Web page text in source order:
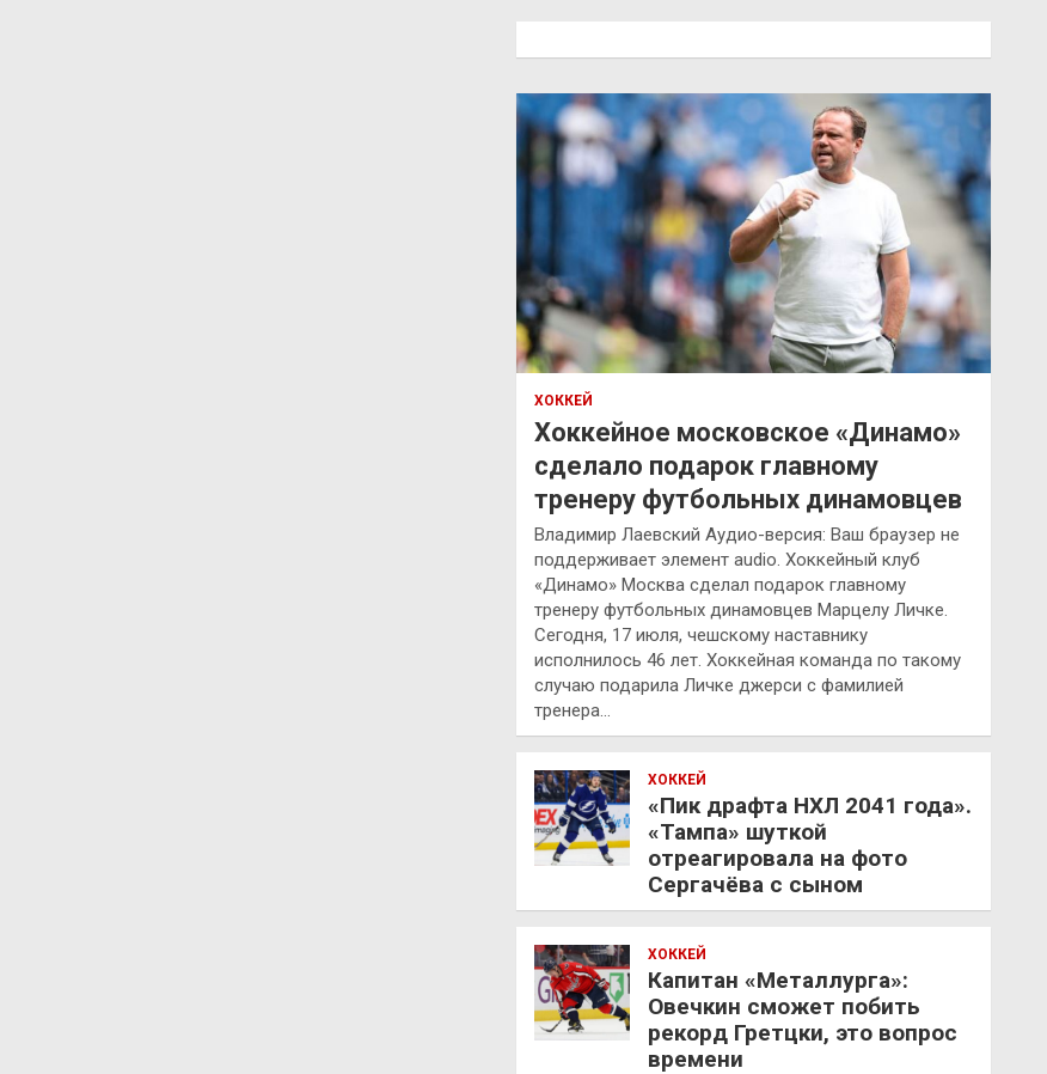
ХОККЕЙ
Хоккейное московское «Динамо»
сделало подарок главному
тренеру футбольных динамовцев
Владимир Лаевский Аудио-версия: Ваш браузер не
поддерживает элемент audio. Хоккейный клуб
«Динамо» Москва сделал подарок главному
тренеру футбольных динамовцев Марцелу Личке.
Сегодня, 17 июля, чешскому наставнику
исполнилось 46 лет. Хоккейная команда по такому
случаю подарила Личке джерси с фамилией
тренера…
ХОККЕЙ
«Пик драфта НХЛ 2041 года».
«Тампа» шуткой
отреагировала на фото
Сергачёва с сыном
ХОККЕЙ
Капитан «Металлурга»:
Овечкин сможет побить
рекорд Гретцки, это вопрос
времени